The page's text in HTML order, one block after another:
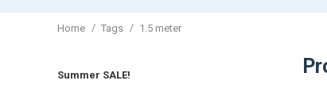
Home / Tags / 1.5 meter
Summer SALE!